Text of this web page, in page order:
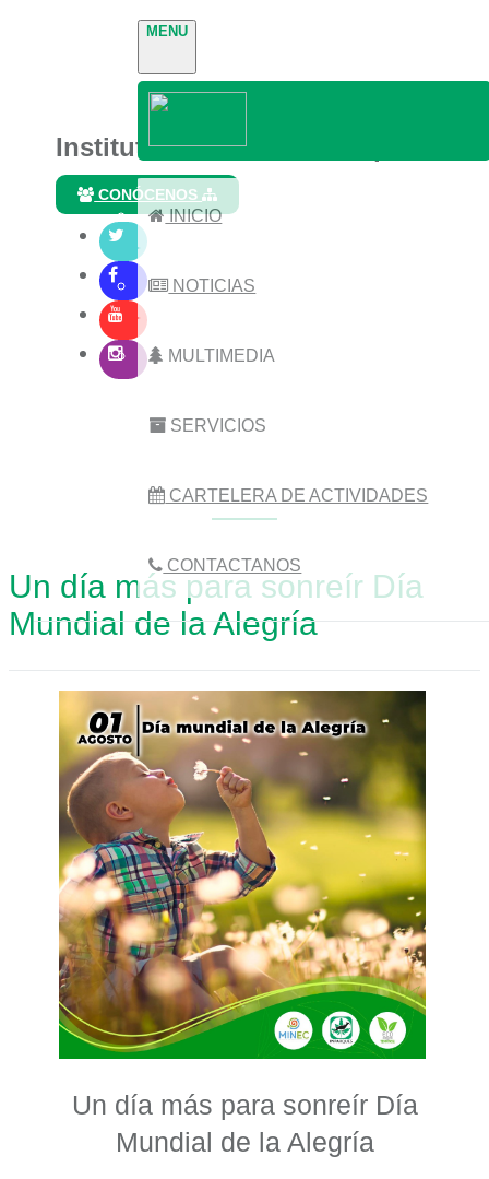
MENU
INICIO
NOTICIAS
MULTIMEDIA
SERVICIOS
CARTELERA DE ACTIVIDADES
CONTACTANOS
Instituto Nacional de Parques
CONÓCENOS
Un día más para sonreír Día
Mundial de la Alegría
Un día más para sonreír Día
Mundial de la Alegría